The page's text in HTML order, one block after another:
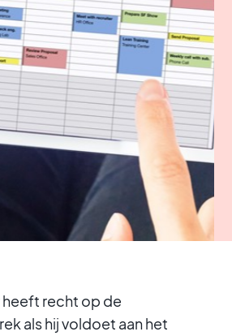
recht op de
als hij voldoet aan het